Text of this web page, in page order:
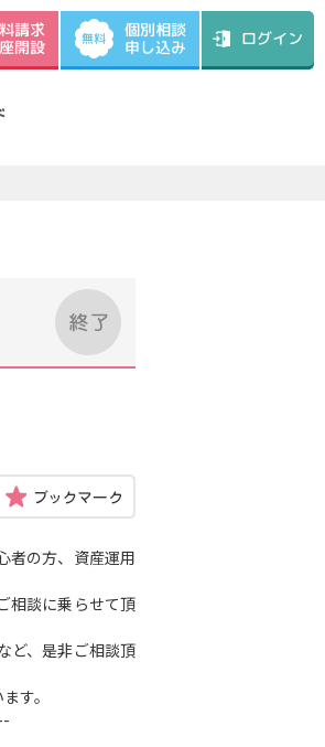
請求
開設 無料 個別相談
申し込み ログイン
者の方、資産運用
相談に乗らせて頂
ど、是非ご相談頂
す。